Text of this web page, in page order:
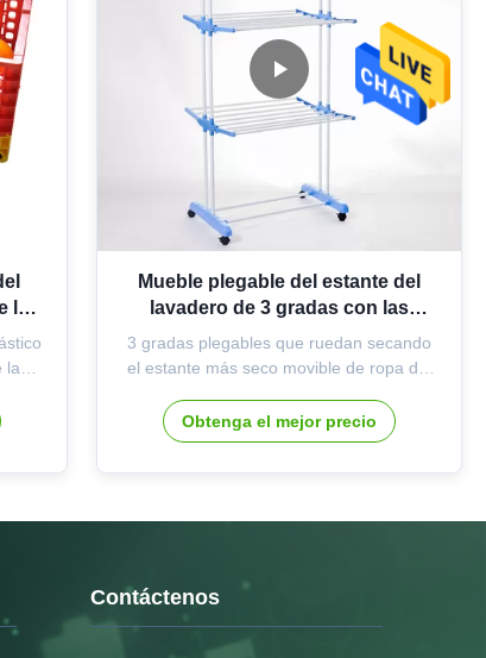
la
la
Mueble plegable del estante del
lavadero de 3 gradas con las
ruedas y los ganchos
3 gradas plegables que ruedan secando
el estante más seco movible de ropa del
ganchos Descripción de producto Viste el
estante de sequía LA GRADA 3 VISTE EL
toallas, los calcetines, las ...
Obtenga el mejor precio
Contáctenos